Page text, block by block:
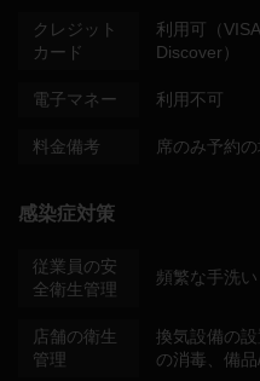
クレジット
カード
利用可（
Discover）
電子マネー 利用不可
料金備考 席のみ予約
感染症対策
従業員の安
全衛生管理
頻繁な手洗い
店舗の衛生
管理
換気設備の
の消毒
備